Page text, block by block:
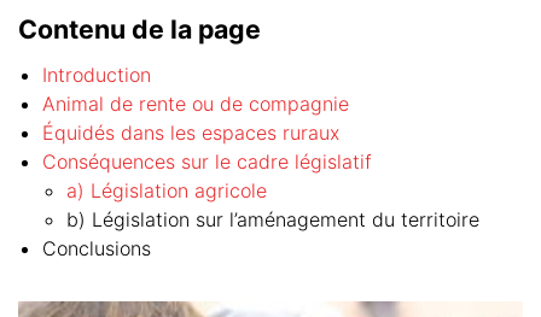
Contenu de la page
Introduction
Animal de rente ou de compagnie
Équidés dans les espaces ruraux
Conséquences sur le cadre législatif
a) Législation agricole
b) Législation sur l’aménagement du territoire
Conclusions